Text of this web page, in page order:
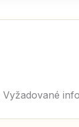
Vyžadované